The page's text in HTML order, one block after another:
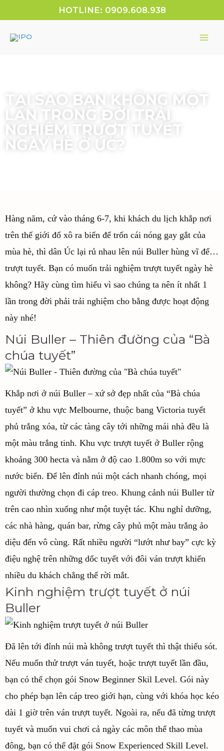
HOTLINE: 0909.608.938
TẠI SAO BẠN KHÔNG MỘT
LẦN TRONG ĐỜI TRẢI
NGHIỆM TRƯỢT TUYẾT
NGÀY HÈ Ở ÚC?
Hàng năm, cứ vào tháng 6-7, khi khách du lịch khắp nơi
trên thế giới đổ xô ra biển để trốn cái nóng gay gắt của
mùa hè, thì dân Úc lại rủ nhau lên núi Buller hùng vĩ để…
trượt tuyết. Bạn có muốn trải nghiệm trượt tuyết ngày hè
không? Hãy cùng tìm hiểu vì sao chúng ta nên ít nhất 1
lần trong đời phải trải nghiệm cho bằng được hoạt động
này nhé!
Núi Buller – Thiên đường của “Bà
chúa tuyết”
Khắp nơi ở núi Buller – xứ sở đẹp nhất của “Bà chúa
tuyết” ở khu vực Melbourne, thuộc bang Victoria tuyết
phủ trắng xóa, từ các tàng cây tới những mái nhà đều là
một màu trắng tinh. Khu vực trượt tuyết ở Buller rộng
khoảng 300 hecta và nằm ở độ cao 1.800m so với mực
nước biển. Để lên đỉnh núi một cách nhanh chóng, mọi
người thường chọn đi cáp treo. Khung cảnh núi Buller từ
trên cao nhìn xuống như một tuyệt tác. Khu nghỉ dưỡng,
các nhà hàng, quán bar, rừng cây phủ một màu trắng ảo
diệu đến vô cùng. Rất nhiều người “lướt như bay” cực kỳ
điệu nghệ trên những dốc tuyết với đôi ván trượt khiến
nhiều du khách chẳng thể rời mắt.
Kinh nghiệm trượt tuyết ở núi
Buller
Đã lên tới đỉnh núi mà không trượt tuyết thì thật thiếu sót.
Nếu muốn thử trượt ván tuyết, hoặc trượt tuyết lần đầu,
bạn có thể chọn gói Snow Beginner Skil Level. Gói này
cho phép bạn lên cáp treo giới hạn, cùng với khóa học kéo
dài 1 giờ trên ván trượt tuyết. Ngoài ra, nếu đã từng trượt
tuyết và muốn vui chơi cả ngày các môn thể thao mùa
đông, bạn có thể đặt gói Snow Experienced Skill Level.